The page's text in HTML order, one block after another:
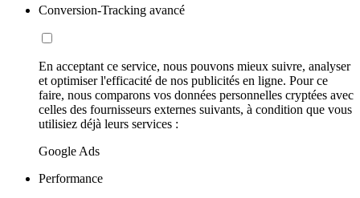
Conversion-Tracking avancé
En acceptant ce service, nous pouvons mieux suivre, analyser
et optimiser l'efficacité de nos publicités en ligne. Pour ce
faire, nous comparons vos données personnelles cryptées avec
celles des fournisseurs externes suivants, à condition que vous
utilisiez déjà leurs services :
Google Ads
Performance